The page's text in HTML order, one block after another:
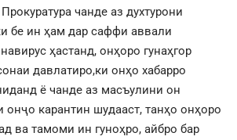
чанде аз духтурони
бе ин ҳам дар саффи аввали
ҳастанд, онҳоро гунаҳгор
давлатиро,ки онҳо хабарро
ё чанде аз масъулини он
онҷо карантин шудааст, танҳо онҳоро
ва тамоми ин гуноҳро, айбро бар